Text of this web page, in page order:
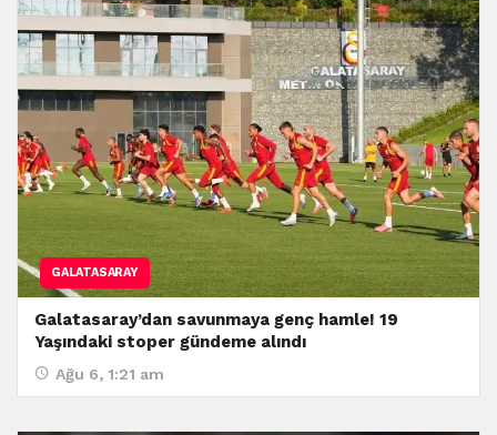
GALATASARAY
Galatasaray’dan savunmaya genç hamle! 19
Yaşındaki stoper gündeme alındı
Ağu 6, 1:21 am